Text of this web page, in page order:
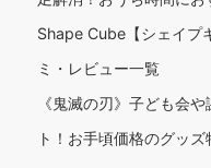
Shape Cube【シェイプ
ミ・レビュー一覧
《鬼滅の刃》子ども会
ト！お手頃価格のグッズ